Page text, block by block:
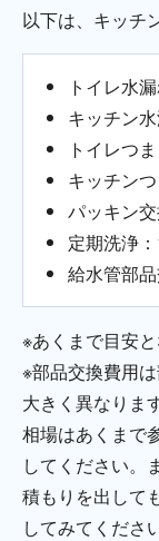
以下は、キッチ
トイレ水
キッチン
トイレつ
キッチン
パッキン
定期洗浄
給水管部
※あくまで目安
※部品交換費用
大きく異なりま
相場はあくまで
してください。
積もりを出して
してみてくださ